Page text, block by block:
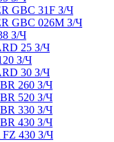
GBC 31F З/Ч
GBC 026M З/Ч
З/Ч
25 З/Ч
З/Ч
30 З/Ч
260 З/Ч
520 З/Ч
330 З/Ч
430 З/Ч
430 З/Ч